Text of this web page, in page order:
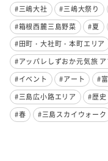
#三嶋大社
#三嶋大祭り
#箱根西麓三島野菜
#夏
#田町・大社町・本町エリア
#アッパレしずおか元気旅
#イベント
#アート #
#三島広小路エリア
#歴史
#春
#三島スカイウォーク